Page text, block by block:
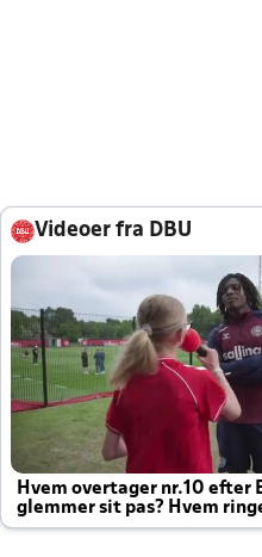
Videoer fra DBU
Hvem overtager nr.10 efter
glemmer sit pas? Hvem
altid til efter kampe?